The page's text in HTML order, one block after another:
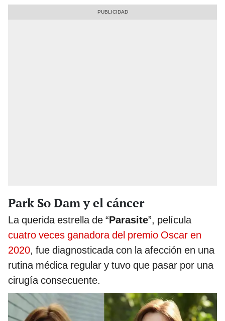
Park So Dam y el cáncer
La querida estrella de “Parasite”, película
cuatro veces ganadora del premio Oscar en
2020, fue diagnosticada con la afección en una
rutina médica regular y tuvo que pasar por una
cirugía consecuente.